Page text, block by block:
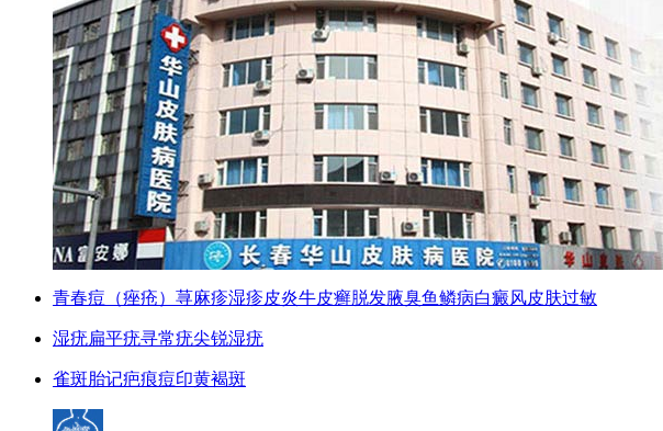
青春痘（痤疮） 荨麻疹湿疹皮炎牛皮癣脱发腋臭鱼鳞病白癜风皮肤过敏
湿疣扁平疣寻常疣尖锐湿疣
雀斑胎记疤痕痘印黄褐斑